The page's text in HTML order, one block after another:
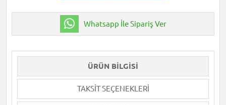
Whatsapp İle Sipariş Ver
ÜRÜN BILGISI
TAKSIT SEÇENEKLERI